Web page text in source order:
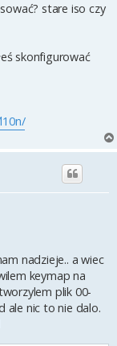
stare iso czy
skonfigurować
nadzieje.. a wiec
keymap na
plik 00-
ale nic to nie dalo.